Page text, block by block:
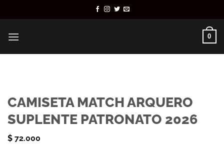
al
0
CAMISETA MATCH ARQUERO
SUPLENTE PATRONATO 2026
$ 72.000